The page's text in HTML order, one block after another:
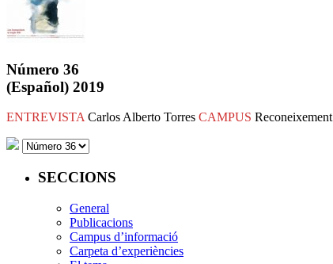
Número 36
(Español) 2019
ENTREVISTA Carlos Alberto Torres CAMPUS
SECCIONS
General
Publicacions
Campus d’informació
Carpeta d’experiències